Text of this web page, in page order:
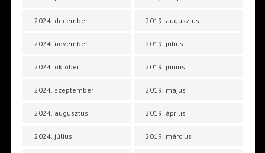
2024. december
2024. november
2024. október
2024. szeptember
2024. augusztus
2024. július
2019. augusztus
2019. július
2019. június
2019. május
2019. április
2019. március